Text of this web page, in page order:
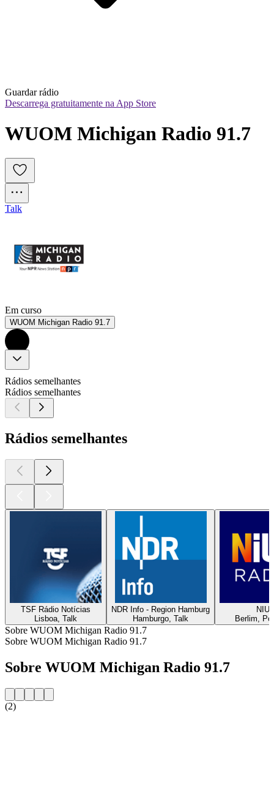
Guardar rádio
Descarrega gratuitamente na App Store
WUOM Michigan Radio 91.7
Talk
Em curso
WUOM Michigan Radio 91.7
Rádios semelhantes
Rádios semelhantes
Rádios semelhantes
TSF Rádio Notícias
Lisboa, Talk
NDR Info - Region Hamburg
Hamburgo, Talk
Berlim,
Sobre WUOM Michigan Radio 91.7
Sobre WUOM Michigan Radio 91.7
Sobre WUOM Michigan Radio 91.7
(2)